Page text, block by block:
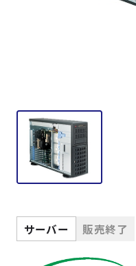
サービス
サポート
サーバー 販売終了